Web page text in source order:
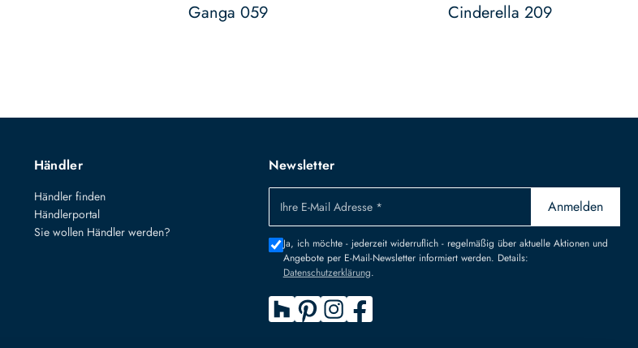
Ganga 059 Cinderella 209
Händler
Händler finden
Händlerportal
Sie wollen Händler werden?
Newsletter
Ihre E-Mail Adresse * Anmelden
Ja, ich möchte - jederzeit widerruflich - regelmäßig über aktuelle Aktionen und
Angebote per E-Mail-Newsletter informiert werden. Details:
Datenschutzerklärung.